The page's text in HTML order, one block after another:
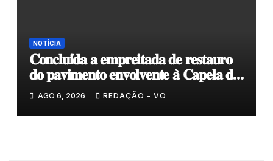
NOTÍCIA
𝐂𝐨𝐧𝐜𝐥𝐮𝐢́𝐝𝐚 𝐚 𝐞𝐦𝐩𝐫𝐞𝐢𝐭𝐚𝐝𝐚 𝐝𝐞 𝐫𝐞𝐬𝐭𝐚𝐮𝐫𝐨
𝐝𝐨 𝐩𝐚𝐯𝐢𝐦𝐞𝐧𝐭𝐨 𝐞𝐧𝐯𝐨𝐥𝐯𝐞𝐧𝐭𝐞 𝐚̀ 𝐂𝐚𝐩𝐞𝐥𝐚 𝐝𝐞
𝐂𝐨𝐯𝐚𝐬
AGO 6, 2026 REDAÇÃO - VO